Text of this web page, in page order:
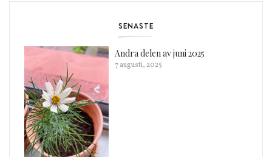
SENASTE
Andra delen av juni 2025
7 augusti, 2025